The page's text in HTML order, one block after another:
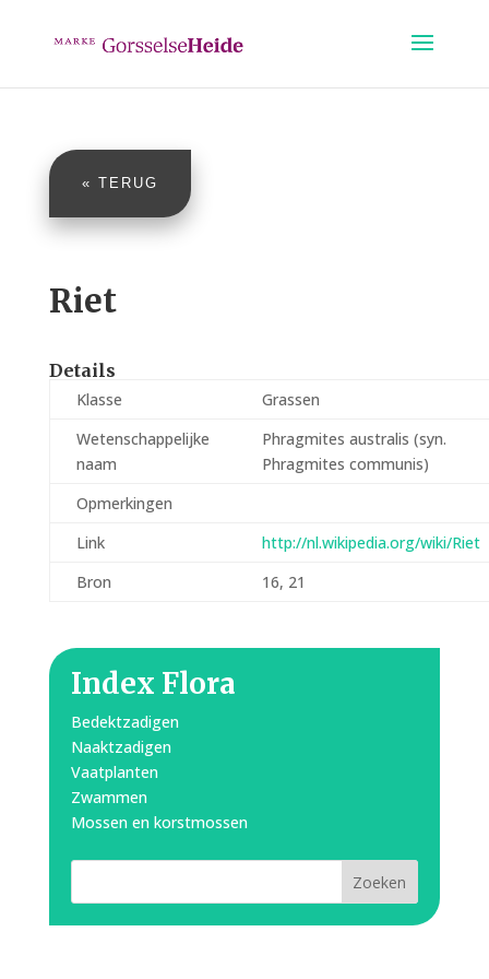
« TERUG
Riet
Details
Klasse
Grassen
Wetenschappelijke
naam
Phragmites australis (syn.
Phragmites communis)
Opmerkingen
Link
http://nl.wikipedia.org/wiki/Riet
Bron
16, 21
Index Flora
Bedektzadigen
Naaktzadigen
Vaatplanten
Zwammen
Mossen en korstmossen